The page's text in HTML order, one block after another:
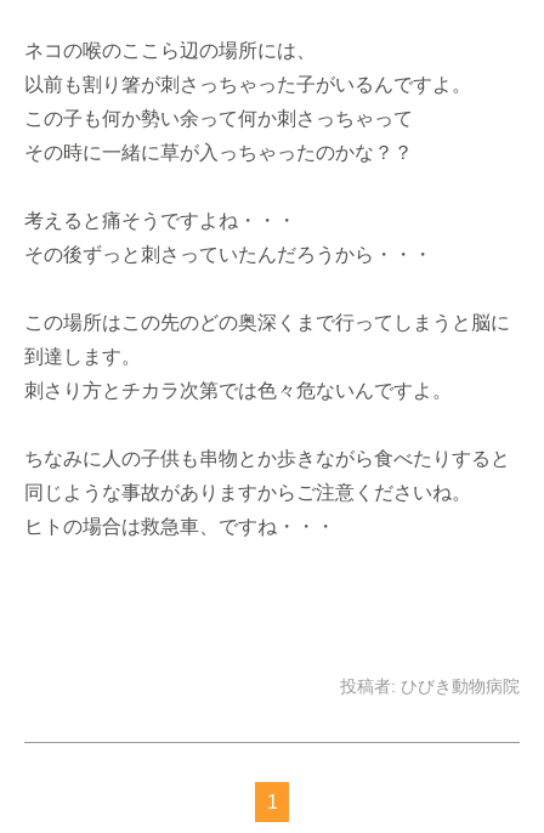
ネコの喉のここら辺の場所には、
以前も割り箸が刺さっちゃった子がいるんですよ。
この子も何か勢い余って何か刺さっちゃって
その時に一緒に草が入っちゃったのかな？？
考えると痛そうですよね・・・
その後ずっと刺さっていたんだろうから・・・
この場所はこの先のどの奥深くまで行ってしまうと脳に
到達します。
刺さり方とチカラ次第では色々危ないんですよ。
ちなみに人の子供も串物とか歩きながら食べたりすると
同じような事故がありますからご注意くださいね。
ヒトの場合は救急車、ですね・・・
投稿者: ひびき動物病院
1